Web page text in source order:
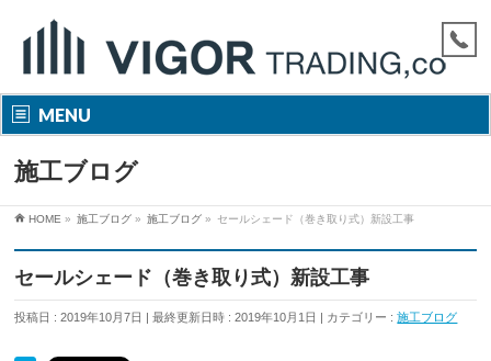
MENU
施工ブログ
HOME » 施工ブログ » 施工ブログ » セールシェード（巻き取り式）新設工事
セールシェード（巻き取り式）新設工事
投稿日 : 2019年10月7日 最終更新日時 : 2019年10月1日 カテゴリー :施工ブログ